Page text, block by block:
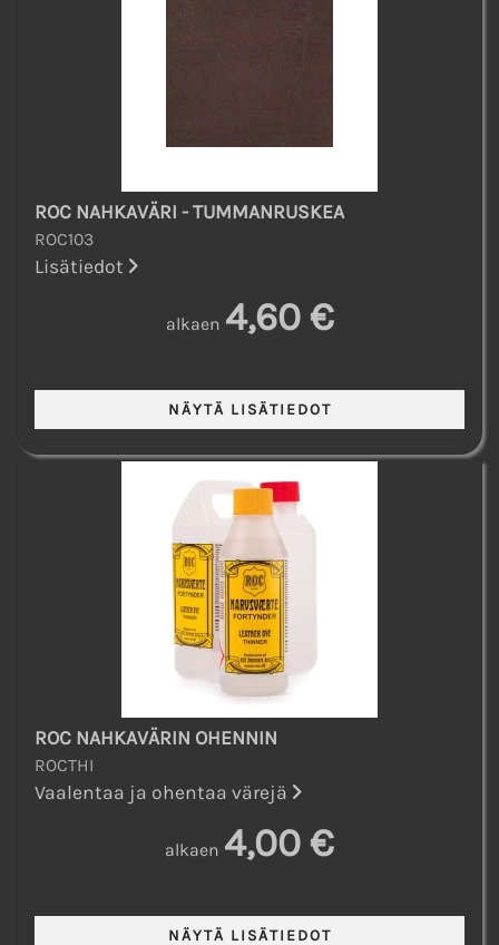
ROC NAHKAVÄRI - TUMMANRUSKEA
ROC103
Lisätiedot
alkaen 4,60 €
ROC NAHKAVÄRIN OHENNIN
ROCTHI
Vaalentaa ja ohentaa värejä
alkaen 4,00 €